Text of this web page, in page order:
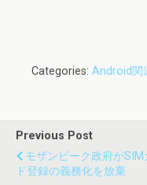
Categories: Android関
Previous Post
モザンビーク政府がSIM
ド登録の義務化を放棄